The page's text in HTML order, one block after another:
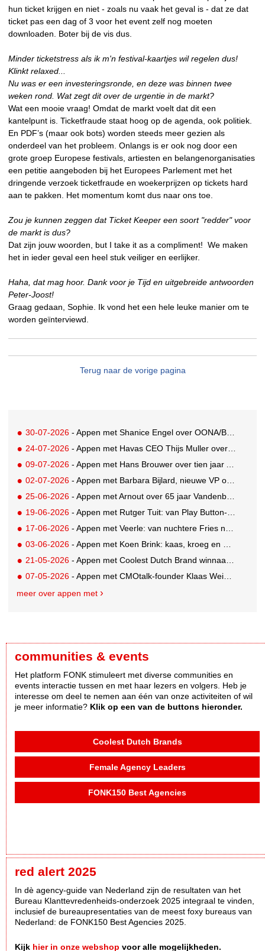
hun ticket krijgen en niet - zoals nu vaak het geval is - dat ze dat
ticket pas een dag of 3 voor het event zelf nog moeten
downloaden. Boter bij de vis dus.
Minder ticketstress als ik m'n festival-kaartjes wil regelen dus!
Klinkt relaxed...
Nu was er een investeringsronde, en deze was binnen twee
weken rond. Wat zegt dit over de urgentie in de markt?
Wat een mooie vraag! Omdat de markt voelt dat dit een
kantelpunt is. Ticketfraude staat hoog op de agenda, ook politiek.
En PDF’s (maar ook bots) worden steeds meer gezien als
onderdeel van het probleem. Onlangs is er ook nog door een
grote groep Europese festivals, artiesten en belangenorganisaties
een petitie aangeboden bij het Europees Parlement met het
dringende verzoek ticketfraude en woekerprijzen op tickets hard
aan te pakken. Het momentum komt dus naar ons toe.
Zou je kunnen zeggen dat Ticket Keeper een soort "redder" voor
de markt is dus?
Dat zijn jouw woorden, but I take it as a compliment! We maken
het in ieder geval een heel stuk veiliger en eerlijker.
Haha, dat mag hoor. Dank voor je Tijd en uitgebreide antwoorden
Peter-Joost!
Graag gedaan, Sophie. Ik vond het een hele leuke manier om te
worden geïnterviewd.
Terug naar de vorige pagina
30-07-2026 - Appen met Shanice Engel over OONA/BAAS' Human Influence Paper
24-07-2026 - Appen met Havas CEO Thijs Muller over de overname van SportVibes
09-07-2026 - Appen met Hans Brouwer over tien jaar A'DAM Toren
02-07-2026 - Appen met Barbara Bijlard, nieuwe VP of Clients bij DEPT
25-06-2026 - Appen met Arnout over 65 jaar Vandenbusken
19-06-2026 - Appen met Rutger Tuit: van Play Button-parkeerplaats tot Grand Prix-stem
17-06-2026 - Appen met Veerle: van nuchtere Fries naar Cannes-correspondent
03-06-2026 - Appen met Koen Brink: kaas, kroeg en Oranjegekte
21-05-2026 - Appen met Coolest Dutch Brand winnaar Caroline van Turennout (Zeeman)
07-05-2026 - Appen met CMOtalk-founder Klaas Weima: met volle zeilen naar de VS
meer over appen met
communities & events
Het platform FONK stimuleert met diverse communities en
events interactie tussen en met haar lezers en volgers. Heb je
interesse om deel te nemen aan één van onze activiteiten of wil
je meer informatie? Klik op een van de buttons hieronder.
Coolest Dutch Brands
Female Agency Leaders
FONK150 Best Agencies
red alert 2025
In dè agency-guide van Nederland zijn de resultaten van het
Bureau Klanttevredenheids-onderzoek 2025 integraal te vinden,
inclusief de bureaupresentaties van de meest foxy bureaus van
Nederland: de FONK150 Best Agencies 2025.
Kijk hier in onze webshop voor alle mogelijkheden.